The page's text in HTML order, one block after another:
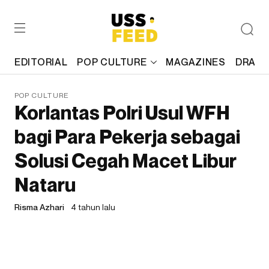
EDITORIAL POP CULTURE MAGAZINES
POP CULTURE
Korlantas Polri Usul WFH
bagi Para Pekerja sebagai
Solusi Cegah Macet Libur
Nataru
Risma Azhari 4 tahun lalu